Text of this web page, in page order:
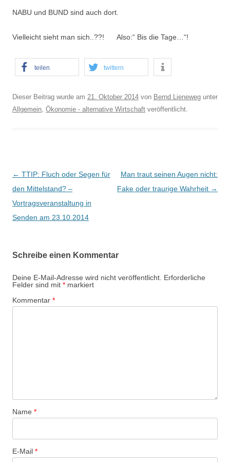
NABU und BUND sind auch dort.
Vielleicht sieht man sich..??! Also:“ Bis die Tage…“!
teilen twittern
Dieser Beitrag wurde am 21. Oktober 2014 von Bernd Lieneweg unter
Allgemein Ökonomie - alternative Wirtschaft veröffentlicht.
B
e
i
t
g
s
-
N
o
← TTIP: Fluch oder Segen für
den Mittelstand? –
Vortragsveranstaltung in
Senden am 23.10.2014
Man traut seinen Augen nicht:
Fake oder traurige Wahrheit →
Schreibe einen Kommentar
Deine E-Mail-Adresse wird nicht veröffentlicht. Erforderliche
Felder sind mit * markiert
Kommentar *
Name *
E-Mail *